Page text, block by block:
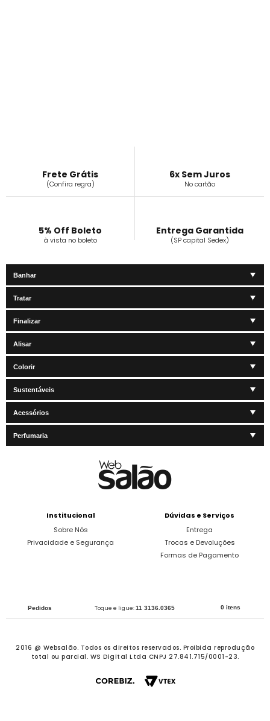
Frete Grátis
(Confira regra)
6x Sem Juros
No cartão
5% Off Boleto
à vista no boleto
Entrega Garantida
(SP capital Sedex)
Banhar
Tratar
Finalizar
Alisar
Colorir
Sustentáveis
Acessórios
Perfumaria
Institucional
Sobre Nós
Privacidade e Segurança
Dúvidas e Serviços
Entrega
Trocas e Devoluções
Formas de Pagamento
Pedidos Toque e ligue:11 3136.0365 0 itens
2016 @ Websalão. Todos os direitos reservados. Proibida reprodução
total ou parcial. WS Digital Ltda CNPJ 27.841.715/0001-23.